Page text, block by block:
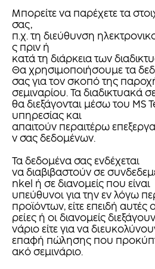
Μπορείτε να παρέχετε τα
σας,
π.χ. τη διεύθυνση
ς πριν ή
κατά τη διάρκεια των
Θα χρησιμοποιήσουμε τα
σας για τον σκοπό της
σεμιναρίου. Τα διαδικτυακά
θα διεξάγονται μέσω του MS
υπηρεσίας και
απαιτούν περαιτέρω
ν σας δεδομένων.
Τα δεδομένα σας ενδέχεται
να διαβιβαστούν σε
nkel ή σε διανομείς που είναι
υπεύθυνοι για την εν λόγω
προϊόντων, είτε επειδή αυτές
ρείες ή οι διανομείς
νάριο είτε για να
επαφή πώλησης που
ακό σεμινάριο.